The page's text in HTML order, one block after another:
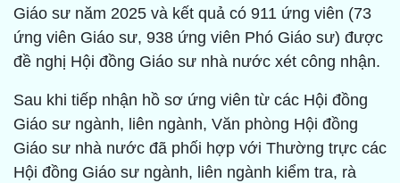
Giáo sư năm 2025 và kết quả có 911 ứng viên (73
ứng viên Giáo sư, 938 ứng viên Phó Giáo sư) được
đề nghị Hội đồng Giáo sư nhà nước xét công nhận.
Sau khi tiếp nhận hồ sơ ứng viên từ các Hội đồng
Giáo sư ngành, liên ngành, Văn phòng Hội đồng
Giáo sư nhà nước đã phối hợp với Thường trực các
Hội đồng Giáo sư ngành, liên ngành kiểm tra, rà